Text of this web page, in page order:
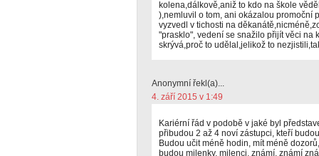
kolena,dálkově,aniž to kdo na škole
),nemluvil o tom, ani okázalou promoční
vyzvedl v tichosti na
"prasklo", vedení se snažilo přijít věci na
skrývá,proč to udělal,jelikož to
Anonymní řekl(a)...
4. září 2015 v 1:49
Kariérní řád v podobě v jaké byl
přibudou 2 až 4 noví zástupci, kteří
Budou učit méně hodin, mít méně
budou milenky, milenci, známí, známí